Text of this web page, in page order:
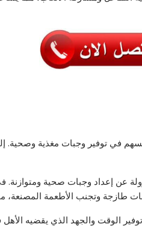
في توفير وجبات مغذية وصحية.
عن إعداد وجبات صحية ومتوازنة.
طازجة وتجنب الأطعمة
الوقت والجهد الذي يقضيه